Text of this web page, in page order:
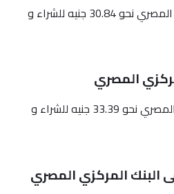
سجل الدولار فى البنك المركزي المصري نحو 30.84 جنيه للشراء و
المصري
سجل اليورو في البنك المركزي المصري نحو 33.39 جنيه للشراء و
البنك المركزي المصري